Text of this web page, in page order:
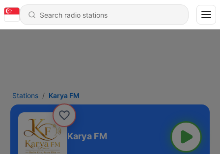
Stations Karya FM
Karya FM